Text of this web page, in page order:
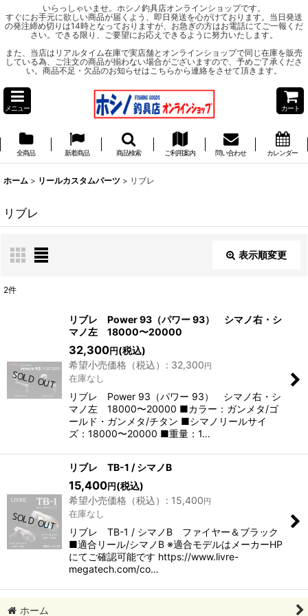
いらっしゃいませ。ホシノ釣具店オンラインショップです。
すぐにお手元に欲しい商品が届くよう、即日発送を心がけております。当日発送
の発注締め切りは14時となっておりますが、お急ぎの方はお電話にてご一報くだ
さい。できる限り、ご要望にお応えできるように努力いたします。
また、当店はリアルタイム在庫で実店舗とオンラインショップで同じ在庫を販売
している為、ご注文の商品が揃わない場合がございますので、予めご了承くださ
い。商品不足・欠品のお知らせはこちらから連絡をさせて頂きます。
メニュー カート
全商品 新着商品 商品検索 ご利用案内 問い合わせ カレンダー
ホーム > リールカスタムパーツ > リブレ
リブレ
表示順変更
絞り込む
2件
リブレ Power 93（パワー 93） シマノ右・シ
マノ左 18000〜20000
32,300円(税込)
希望小売価格（税込）
: 32,300円
在庫なし
リブレ Power 93（パワー 93） シマノ右・シ
マノ左 18000〜20000 ■カラー：ガンメタ/ゴ
ールド・ガンメタ/チタン ■シマノリールサイ
ズ：18000〜20000 ■重量：1…
リブレ TB-1 / シマノB
15,400円(税込)
希望小売価格（税込）
: 15,400円
在庫なし
リブレ TB-1 / シマノB ファイヤー＆ブラック
■適合リール/シマノB ※適合モデルはメーカーHP
にてご確認可能です https://www.livre-
megatech.com/co…
ホーム